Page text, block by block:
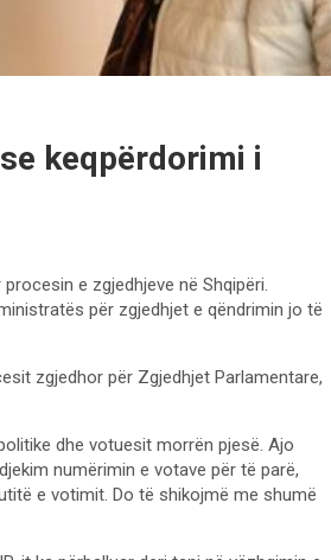
keqpërdorimi i
e zgjedhjeve në Shqipëri.
për zgjedhjet e qëndrimin jo të
zgjedhor për Zgjedhjet Parlamentare,
dhe votuesit morrën pjesë. Ajo
numërimin e votave për të parë,
e votimit. Do të shikojmë me shumë